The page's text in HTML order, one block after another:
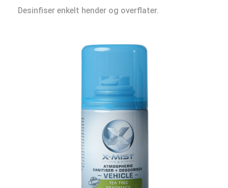
Desinfiser enkelt hender og overflater.